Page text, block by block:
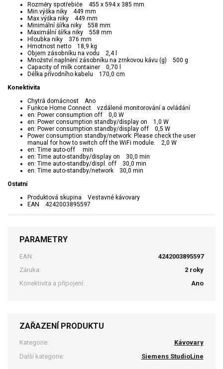
Rozměry spotřebiče 455 x 594 x 385 mm
Min.výška niky 449 mm
Max.výška niky 449 mm
Minimální šířka niky 558 mm
Maximální šířka niky 558 mm
Hloubka niky 376 mm
Hmotnost netto 18,9 kg
Objem zásobníku na vodu 2,4 l
Množství naplnění zásobníku na zrnkovou kávu (g) 500 g
Capacity of milk container 0,70 l
Délka přívodního kabelu 170,0 cm
Konektivita
Chytrá domácnost Ano
Funkce Home Connect vzdálené monitorování a ovládání
en: Power consumption off 0,0 W
en: Power consumption standby/display on 1,0 W
en: Power consumption standby/display off 0,5 W
Power consumption standby/network: Please check the user
manual for how to switch off the WiFi module. 2,0 W
en: Time auto-off min
en: Time auto-standby/display on 30,0 min
en: Time auto-standby/displ. off 30,0 min
en: Time auto-standby/network 30,0 min
Ostatní
Produktová skupina Vestavné kávovary
EAN 4242003895597
PARAMETRY
EAN:
4242003895597
Záruka:
2 roky
Konektivita a připojení:
Ano
ZAŘAZENÍ PRODUKTU
Kategorie:
Kávovary
Další kategorie:
Siemens StudioLine